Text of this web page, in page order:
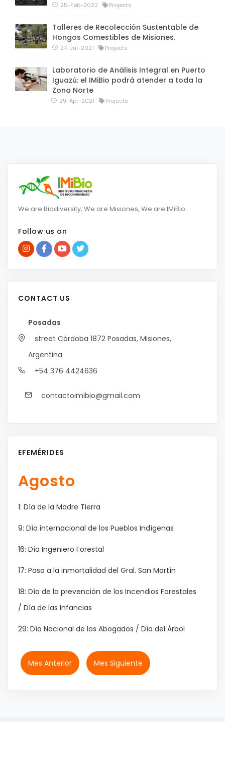
25-Feb-2022 Projects
Talleres de Recolección Sustentable de
Hongos Comestibles de Misiones.
27-Jul-2021 Projects
Laboratorio de Análisis Integral en Puerto
Iguazú: el IMiBio podrá atender a toda la
Zona Norte
29-Apr-2021 Projects
We are Biodiversity, We are Misiones, We are IMiBio.
Follow us on
CONTACT US
Posadas
street Córdoba 1872 Posadas, Misiones,
Argentina
+54 376 4424636
contactoimibio@gmail.com
EFEMÉRIDES
Agosto
1: Día de la Madre Tierra
9: Día internacional de los Pueblos Indígenas
16: Día Ingeniero Forestal
17: Paso a la inmortalidad del Gral. San Martín
18: Día de la prevención de los Incendios Forestales
/ Día de las Infancias
29: Día Nacional de los Abogados / Día del Árbol
Mes Anterior Mes Siguiente